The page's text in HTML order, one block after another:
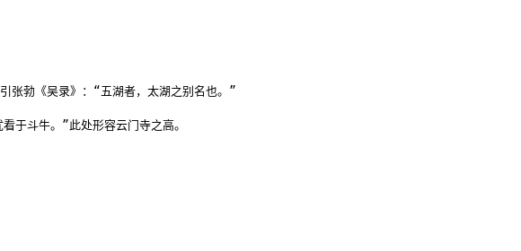
张勃《吴录》：“五湖者，太湖之别名也。”
于斗牛。”此处形容云门寺之高。